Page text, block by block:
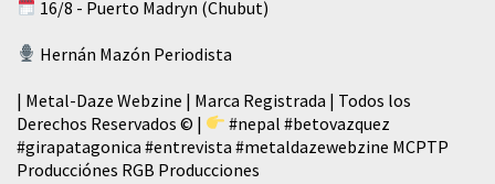
16/8 - Puerto Madryn (Chubut)
Hernán Mazón Periodista
| Metal-Daze Webzine | Marca Registrada | Todos los
Derechos Reservados © |
#nepal #betovazquez
#girapatagonica #entrevista #metaldazewebzine MCPTP
Producciónes RGB Producciones